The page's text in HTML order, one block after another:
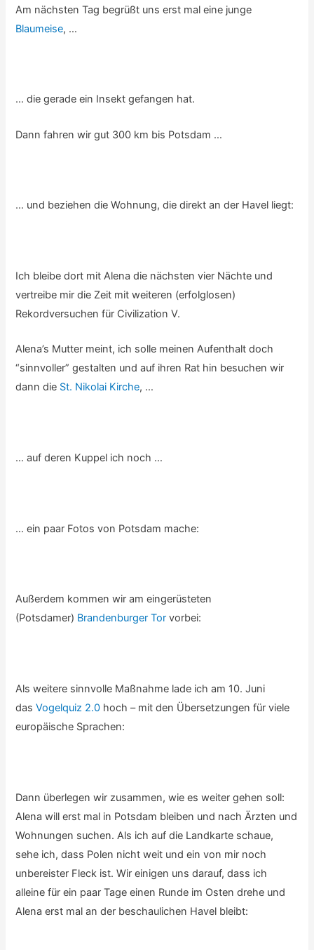
Am nächsten Tag begrüßt uns erst mal eine junge
Blaumeise, …
… die gerade ein Insekt gefangen hat.
Dann fahren wir gut 300 km bis Potsdam …
… und beziehen die Wohnung, die direkt an der Havel liegt:
Ich bleibe dort mit Alena die nächsten vier Nächte und
vertreibe mir die Zeit mit weiteren (erfolglosen)
Rekordversuchen für Civilization V.
Alena’s Mutter meint, ich solle meinen Aufenthalt doch
“sinnvoller” gestalten und auf ihren Rat hin besuchen wir
dann die St. Nikolai Kirche, …
… auf deren Kuppel ich noch …
… ein paar Fotos von Potsdam mache:
Außerdem kommen wir am eingerüsteten
(Potsdamer) Brandenburger Tor vorbei:
Als weitere sinnvolle Maßnahme lade ich am 10. Juni
dasVogelquiz 2.0 hoch – mit den Übersetzungen für viele
europäische Sprachen:
Dann überlegen wir zusammen, wie es weiter gehen soll:
Alena will erst mal in Potsdam bleiben und nach Ärzten und
Wohnungen suchen. Als ich auf die Landkarte schaue,
sehe ich, dass Polen nicht weit und ein von mir noch
unbereister Fleck ist. Wir einigen uns darauf, dass ich
alleine für ein paar Tage einen Runde im Osten drehe und
Alena erst mal an der beschaulichen Havel bleibt: